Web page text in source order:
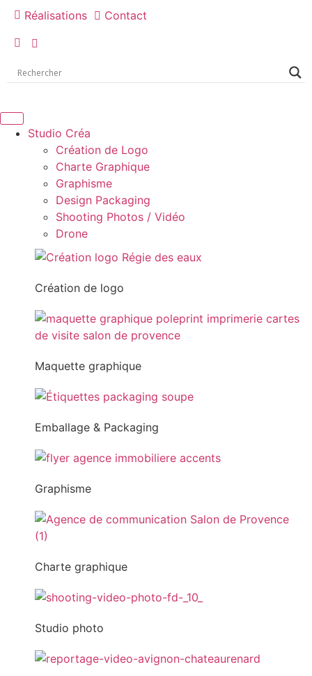
Réalisations Contact
Studio Créa
Création de Logo
Charte Graphique
Graphisme
Design Packaging
Shooting Photos / Vidéo
Drone
Création de logo
Maquette graphique
Emballage & Packaging
Graphisme
Charte graphique
Studio photo